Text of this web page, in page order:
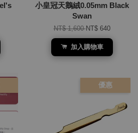
小皇冠天鵝絨0.05mm Black
Swan
NT$ 1,600NT$ 640
加入購物車
優惠